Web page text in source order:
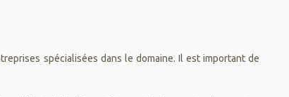
spécialisées dans le domaine. Il est important de